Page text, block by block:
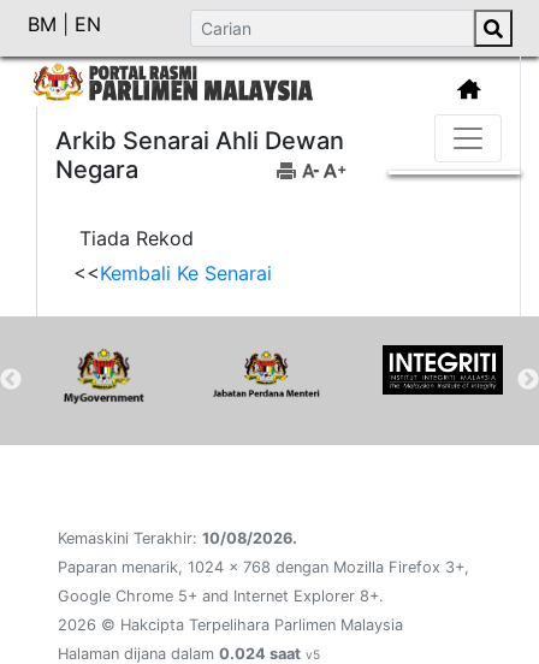
BM EN
Arkib Senarai Ahli Dewan
Negara
Tiada Rekod
<<Kembali Ke Senarai
Kemaskini Terakhir: 10/08/2026.
Paparan menarik, 1024 x 768 dengan Mozilla Firefox 3+,
Google Chrome 5+ and Internet Explorer 8+.
2026 © Hakcipta Terpelihara Parlimen Malaysia
Halaman dijana dalam 0.024 saat v5